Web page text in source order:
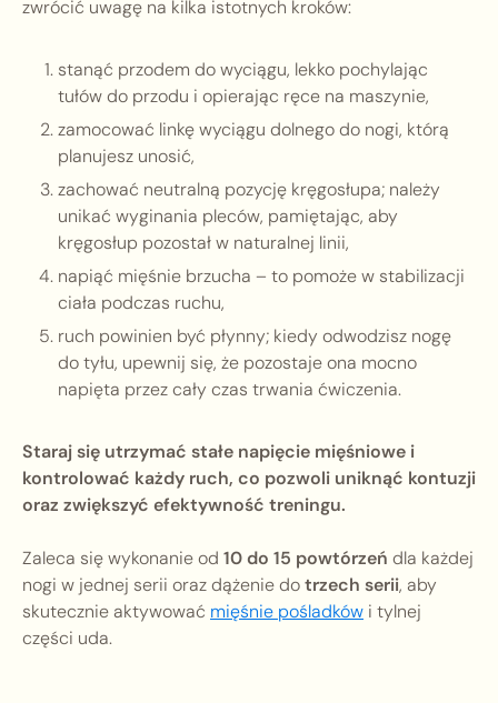
zwrócić uwagę na kilka istotnych kroków:
stanąć przodem do wyciągu, lekko pochylając
tułów do przodu i opierając ręce na maszynie,
zamocować linkę wyciągu dolnego do nogi, którą
planujesz unosić,
zachować neutralną pozycję kręgosłupa; należy
unikać wyginania pleców, pamiętając, aby
kręgosłup pozostał w naturalnej linii,
napiąć mięśnie brzucha – to pomoże w stabilizacji
ciała podczas ruchu,
ruch powinien być płynny; kiedy odwodzisz nogę
do tyłu, upewnij się, że pozostaje ona mocno
napięta przez cały czas trwania ćwiczenia.
Staraj się utrzymać stałe napięcie mięśniowe i
kontrolować każdy ruch, co pozwoli uniknąć kontuzji
oraz zwiększyć efektywność treningu.
Zaleca się wykonanie od 10 do 15 powtórzeń dla każdej
nogi w jednej serii oraz dążenie dotrzech serii, aby
skutecznie aktywować mięśnie pośladków i tylnej
części uda.